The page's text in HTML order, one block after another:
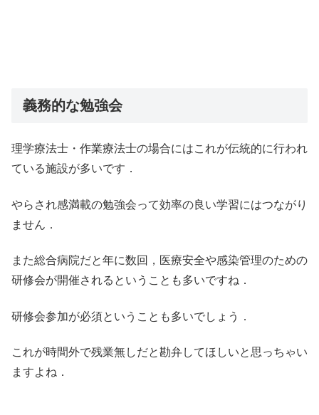
義務的な勉強会
理学療法士・作業療法士の場合にはこれが伝統的に行われ
ている施設が多いです．
やらされ感満載の勉強会って効率の良い学習にはつながり
ません．
また総合病院だと年に数回，医療安全や感染管理のための
研修会が開催されるということも多いですね．
研修会参加が必須ということも多いでしょう．
これが時間外で残業無しだと勘弁してほしいと思っちゃい
ますよね．